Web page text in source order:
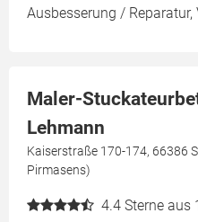
Ausbesserung / Reparatur,
Maler-
Lehmann
Kaiserstraße 170-174, 66386
Pirmasens)
4.4 Sterne aus